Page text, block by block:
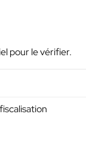
pour le vérifier.